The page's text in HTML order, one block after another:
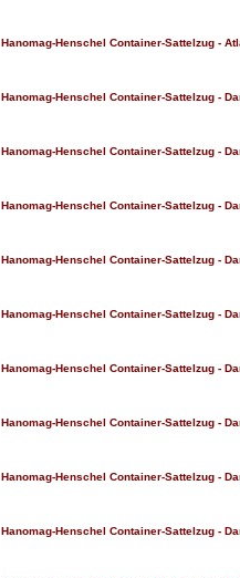
Hanomag-Henschel Container-Sattelzug -
Hanomag-Henschel Container-Sattelzug -
Hanomag-Henschel Container-Sattelzug -
Hanomag-Henschel Container-Sattelzug -
Hanomag-Henschel Container-Sattelzug -
Hanomag-Henschel Container-Sattelzug -
Hanomag-Henschel Container-Sattelzug -
Hanomag-Henschel Container-Sattelzug -
Hanomag-Henschel Container-Sattelzug -
Hanomag-Henschel Container-Sattelzug -